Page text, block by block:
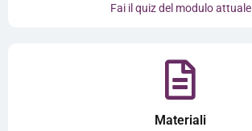
Fai il quiz del modulo attuale
Materiali